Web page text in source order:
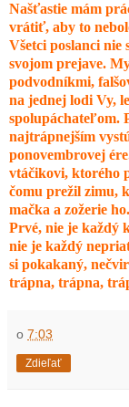
Našťastie mám
vrátiť, aby to
Všetci poslanci
svojom prejave.
podvodníkmi,
na jednej lodi Vy,
spolupáchateľom.
najtrápnejším
ponovembrovej
vtáčikovi, ktorého
čomu prežil zimu,
mačka a zožerie
Prvé, nie je každý
nie je každý
si pokakaný,
trápna, trápna,
o 7:03
Zdieľať